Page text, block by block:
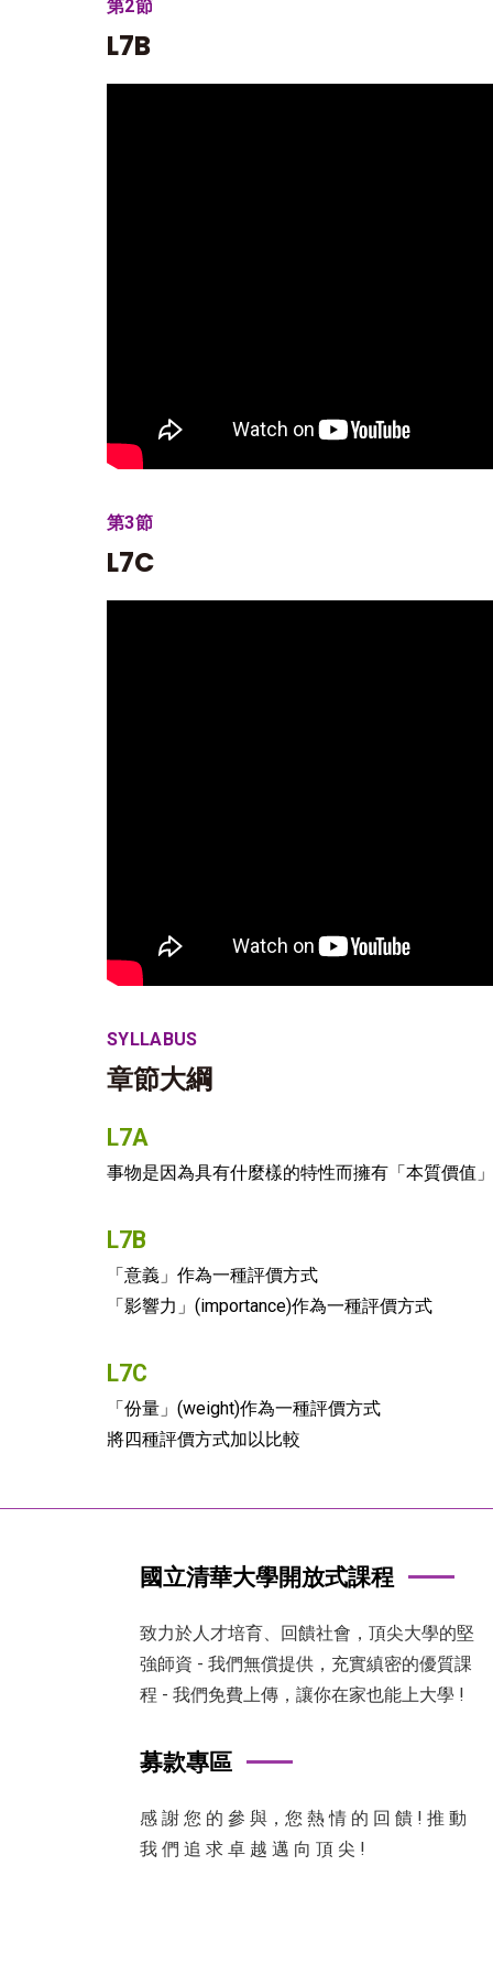
第2節
L7B
第3節
L7C
SYLLABUS
章節大綱
L7A
事物是因為具有什麼樣的特性而擁有「本質價值
L7B
「意義」作為一種評價方式
「影響力」(importance)作為一種評價方式
L7C
「份量」(weight)作為一種評價方式
將四種評價方式加以比較
國立清華大學開放式課程
致力於人才培育、回饋社會，頂尖大學的堅
強師資 - 我們無償提供，充實縝密的優質課
程 - 我們免費上傳，讓你在家也能上大學 !
募款專區
感 謝 您 的 參 與，您 熱 情 的 回 饋 ! 推 動
我 們 追 求 卓 越 邁 向 頂 尖 !